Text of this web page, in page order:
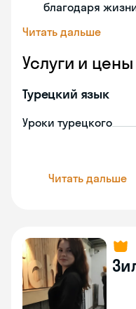
благодаря
Читать дальше
Услуги и цены
Турецкий язык
Уроки турецкого
Читать дальше